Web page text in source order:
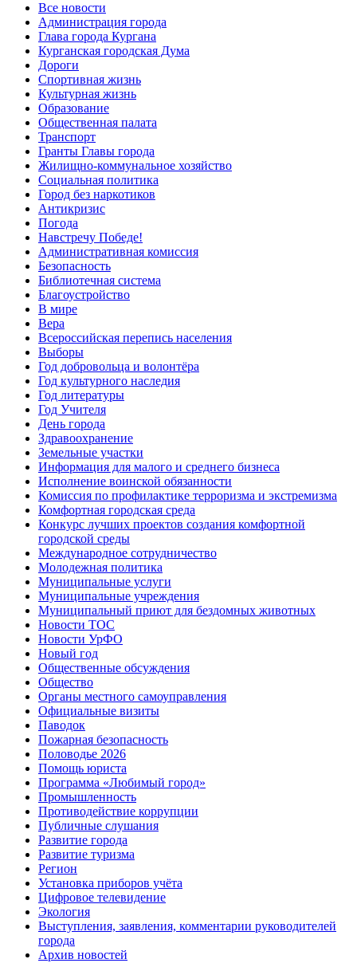
Все новости
Администрация города
Глава города Кургана
Курганская городская Дума
Дороги
Спортивная жизнь
Культурная жизнь
Образование
Общественная палата
Транспорт
Гранты Главы города
Жилищно-коммунальное хозяйство
Социальная политика
Город без наркотиков
Антикризис
Погода
Навстречу Победе!
Административная комиссия
Безопасность
Библиотечная система
Благоустройство
В мире
Вера
Всероссийская перепись населения
Выборы
Год добровольца и волонтёра
Год культурного наследия
Год литературы
Год Учителя
День города
Здравоохранение
Земельные участки
Информация для малого и среднего бизнеса
Исполнение воинской обязанности
Комиссия по профилактике терроризма и экстремизма
Комфортная городская среда
Конкурс лучших проектов создания комфортной
городской среды
Международное сотрудничество
Молодежная политика
Муниципальные услуги
Муниципальные учреждения
Муниципальный приют для бездомных животных
Новости ТОС
Новости УрФО
Новый год
Общественные обсуждения
Общество
Органы местного самоуправления
Официальные визиты
Паводок
Пожарная безопасность
Половодье 2026
Помощь юриста
Программа «Любимый город»
Промышленность
Противодействие коррупции
Публичные слушания
Развитие города
Развитие туризма
Регион
Установка приборов учёта
Цифровое телевидение
Экология
Выступления, заявления, комментарии руководителей
города
Архив новостей